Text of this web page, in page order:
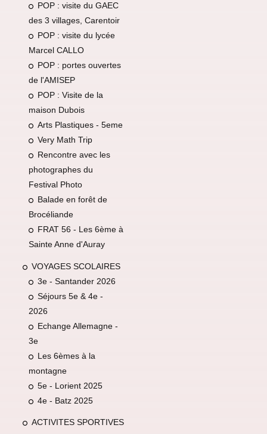
POP : visite du GAEC
des 3 villages, Carentoir
POP : visite du lycée
Marcel CALLO
POP : portes ouvertes
de l'AMISEP
POP : Visite de la
maison Dubois
Arts Plastiques - 5eme
Very Math Trip
Rencontre avec les
photographes du
Festival Photo
Balade en forêt de
Brocéliande
FRAT 56 - Les 6ème à
Sainte Anne d'Auray
VOYAGES SCOLAIRES
3e - Santander 2026
Séjours 5e & 4e -
2026
Echange Allemagne -
3e
Les 6èmes à la
montagne
5e - Lorient 2025
4e - Batz 2025
ACTIVITES SPORTIVES